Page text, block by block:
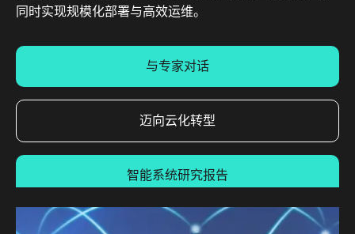
同时实现规模化部署与高效运维。
与专家对话
迈向云化转型
智能系统研究报告